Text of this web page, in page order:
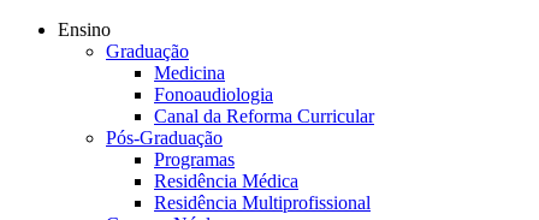
Ensino
Graduação
Medicina
Fonoaudiologia
Canal da Reforma Curricular
Pós-Graduação
Programas
Residência Médica
Residência Multiprofissional